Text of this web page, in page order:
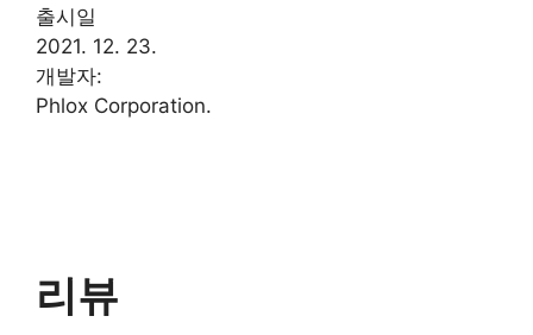
출시일
2021. 12. 23.
개발자:
Phlox Corporation.
리뷰